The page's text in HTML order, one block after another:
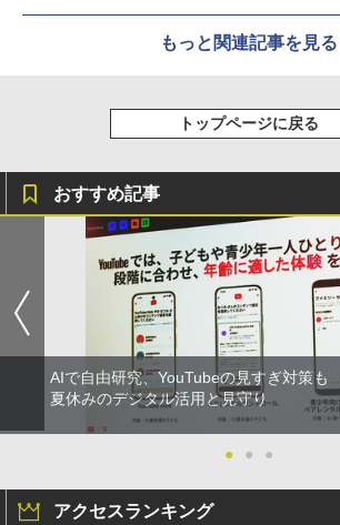
もっと関連記事を見る
トップページに戻る
おすすめ記事
AIで自由研究、YouTubeの見すぎ対策も
夏休みのデジタル活用と見守り
● ● ●
アクセスランキング